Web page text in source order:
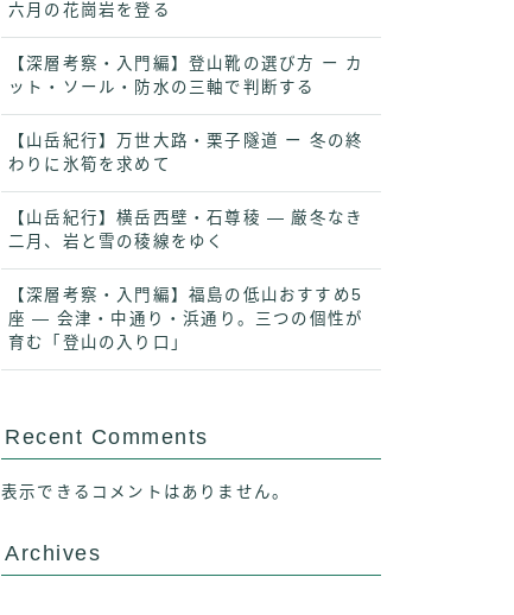
六月の花崗岩を登る
【深層考察・入門編】登山靴の選び方 ー カ
ット・ソール・防水の三軸で判断する
【山岳紀行】万世大路・栗子隧道 ー 冬の終
わりに氷筍を求めて
【山岳紀行】横岳西壁・石尊稜 ― 厳冬なき
二月、岩と雪の稜線をゆく
【深層考察・入門編】福島の低山おすすめ5
座 ― 会津・中通り・浜通り。三つの個性が
育む「登山の入り口」
Recent Comments
表示できるコメントはありません。
Archives